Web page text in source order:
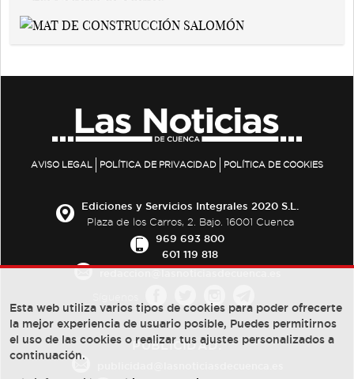
AVISO LEGAL POLÍTICA DE PRIVACIDAD POLÍTICA DE COOKIES
Ediciones y Servicios Integrales 2020 S.L.
Plaza de los Carros, 2. Bajo. 16001 Cuenca
969 693 800
601 119 818
PUBLICIDAD:
Esta web utiliza varios tipos de cookies para poder ofrecerte
la mejor experiencia de usuario posible, Puedes permitirnos
el uso de las cookies o realizar tus ajustes personalizados a
continuación.